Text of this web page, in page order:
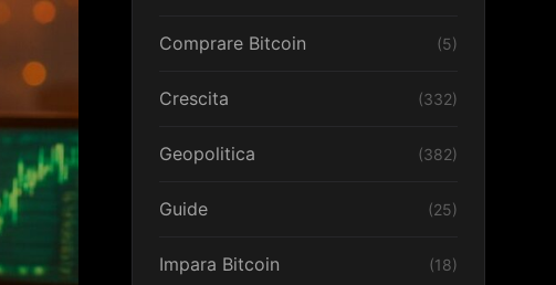
Comprare Bitcoin (5)
Crescita (332)
Geopolitica (382)
Guide (25)
Impara Bitcoin (18)